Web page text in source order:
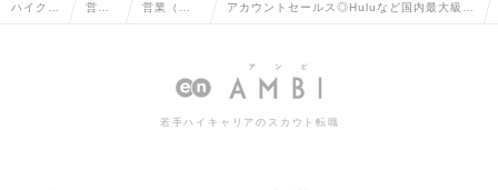
ハイクラ 営業 営業（法 アカウントセールス◎Huluなど国内最大級の
の求人情報
若手ハイキャリアのスカウト転職